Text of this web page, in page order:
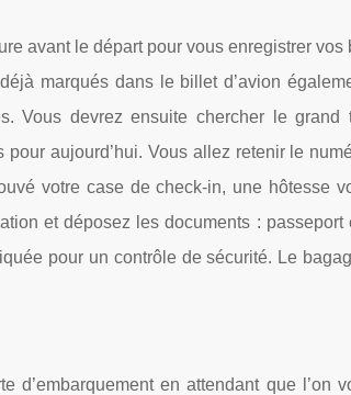
avant le départ pour vous enregistrer
marqués dans le billet d’avion
Vous devrez ensuite chercher le grand
pour aujourd’hui. Vous allez retenir le
votre case de check-in, une hôtesse
et déposez les documents :
pour un contrôle de sécurité. Le
d’embarquement en attendant que l’on